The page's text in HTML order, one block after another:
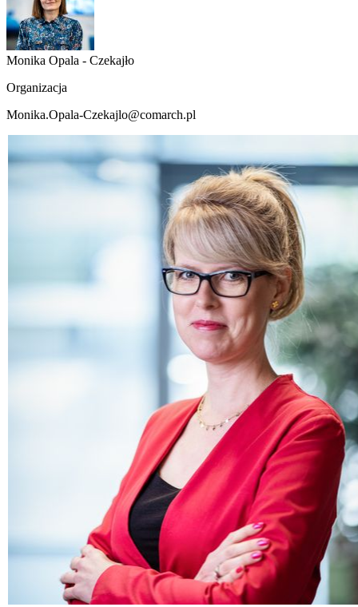
Monika Opala - Czekajło
Organizacja
Monika.Opala-Czekajlo@comarch.pl